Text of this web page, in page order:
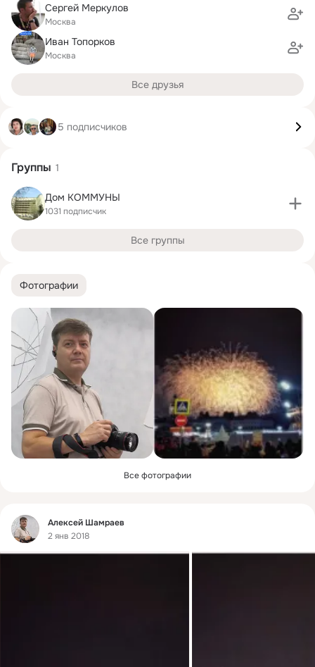
Фотографии
Все фотографии
Фид
Алексей Шамраев
2 янв 2018
Сергей Меркулов
Москва
Иван Топорков
Москва
Все друзья
5 подписчиков
Группы 1
Дом КОММУНЫ
1031 подписчик
Все группы